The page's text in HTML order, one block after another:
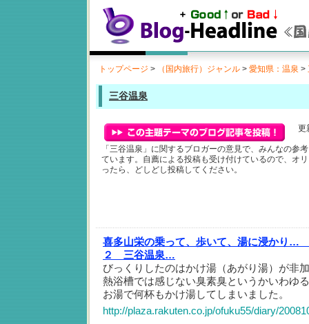
トップページ > （国内旅行）ジャンル > 愛知県：温泉 >
三谷温泉
更
「三谷温泉」に関するブロガーの意見で、みんなの参
ています。自薦による投稿も受け付けているので、オ
ったら、どしどし投稿してください。
喜多山栄の乗って、歩いて、湯に浸かり…
２ 三谷温泉…
びっくりしたのはかけ湯（あがり湯）が非
熱浴槽では感じない臭素臭というかいわゆ
お湯で何杯もかけ湯してしまいました。
http://plaza.rakuten.co.jp/ofuku55/diary/